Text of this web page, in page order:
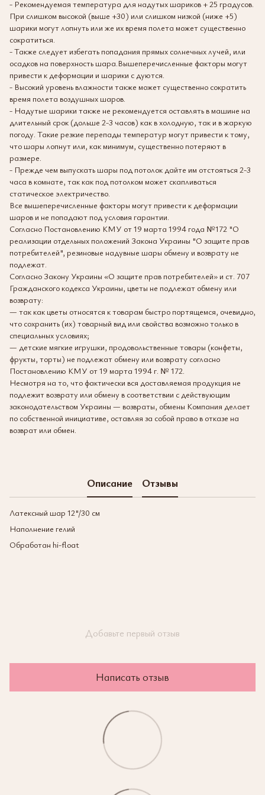
- Рекомендуемая температура для надутых шариков + 25 градусов.
При слишком высокой (выше +30) или слишком низкой (ниже +5)
шарики могут лопнуть или же их время полета может существенно
сократиться.
- Также следует избегать попадания прямых солнечных лучей, или
осадков на поверхность шара.Вышеперечисленные факторы могут
привести к деформации и шарики с дуются.
- Высокий уровень влажности также может существенно сократить
время полета воздушных шаров.
- Надутые шарики также не рекомендуется оставлять в машине на
длительный срок (дольше 2-3 часов) как в холодную, так и в жаркую
погоду. Такие резкие перепады температур могут привести к тому,
что шары лопнут или, как минимум, существенно потеряют в
размере.
- Прежде чем выпускать шары под потолок дайте им отстояться 2-3
часа в комнате, так как под потолком может скапливаться
статическое электричество.
Все вышеперечисленные факторы могут привести к деформации
шаров и не попадают под условия гарантии.
Согласно Постановлению КМУ от 19 марта 1994 года №172 "О
реализации отдельных положений Закона Украины "О защите прав
потребителей", резиновые надувные шары обмену и возврату не
подлежат.
Согласно Закону Украины «О защите прав потребителей» и ст. 707
Гражданского кодекса Украины, цветы не подлежат обмену или
возврату:
— так как цветы относятся к товарам быстро портящемся, очевидно,
что сохранить (их) товарный вид или свойства возможно только в
специальных условиях;
— детские мягкие игрушки, продовольственные товары (конфеты,
фрукты, торты) не подлежат обмену или возврату согласно
Постановлению КМУ от 19 марта 1994 г. № 172.
Несмотря на то, что фактически вся доставляемая продукция не
подлежит возврату или обмену в соответствии с действующим
законодательством Украины — возвраты, обмены Компания делает
по собственной инициативе, оставляя за собой право в отказе на
возврат или обмен.
Описание Отзывы
Латексный шар 12"/30 см
Наполнение гелий
Обработан hi-float
Добавьте первый отзыв
Написать отзыв